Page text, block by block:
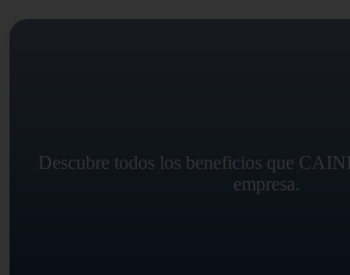
Descubre todos los beneficios que
empresa.